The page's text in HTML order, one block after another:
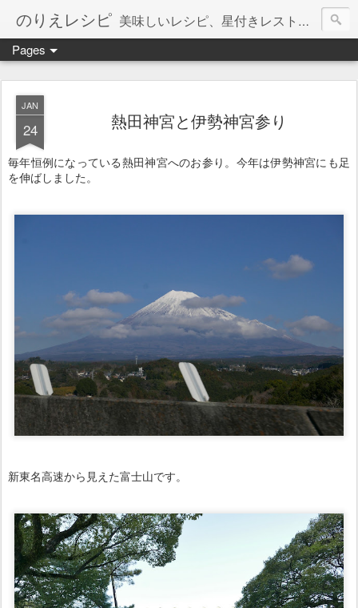
のりえレシピ 美味しいレシピ、星付きレストラン、絶品お取り寄せを紹介しています。
Pages
JAN
24 熱田神宮と伊勢神宮参り
毎年恒例になっている熱田神宮へのお参り。今年は伊勢神宮にも足
を伸ばしました。
新東名高速から見えた富士山です。